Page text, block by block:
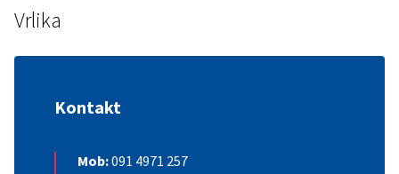
Vrlika
Kontakt
Mob:091 4971 257